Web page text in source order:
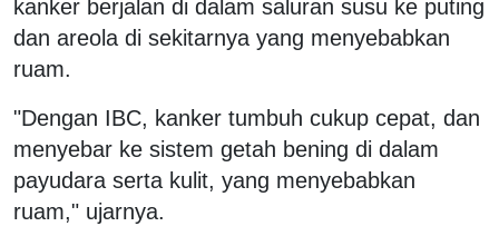
kanker berjalan di dalam saluran susu ke puting
dan areola di sekitarnya yang menyebabkan
ruam.
"Dengan IBC, kanker tumbuh cukup cepat, dan
menyebar ke sistem getah bening di dalam
payudara serta kulit, yang menyebabkan
ruam," ujarnya.